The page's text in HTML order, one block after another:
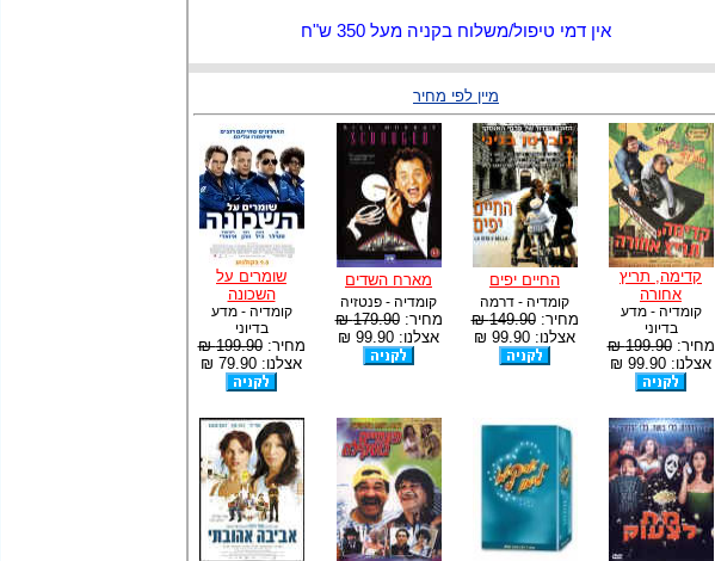
אין דמי טיפול/משלוח בקניה מעל 350 ש"ח
מיין לפי מחיר
קדימה, תריץ
אחורה
קומדיה - מדע
בדיוני
מחיר:199.90 ₪
אצלנו: 99.90 ₪
החיים יפים
קומדיה - דרמה
מחיר:149.90 ₪
אצלנו: 99.90 ₪
מארח השדים
קומדיה - פנטזיה
מחיר:179.90 ₪
אצלנו: 99.90 ₪
שומרים על
השכונה
קומדיה - מדע
בדיוני
מחיר:199.90 ₪
אצלנו: 79.90 ₪